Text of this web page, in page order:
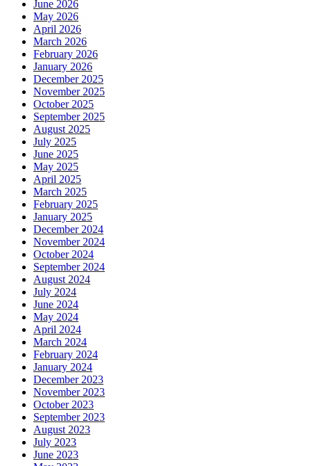
June 2026
May 2026
April 2026
March 2026
February 2026
January 2026
December 2025
November 2025
October 2025
September 2025
August 2025
July 2025
June 2025
May 2025
April 2025
March 2025
February 2025
January 2025
December 2024
November 2024
October 2024
September 2024
August 2024
July 2024
June 2024
May 2024
April 2024
March 2024
February 2024
January 2024
December 2023
November 2023
October 2023
September 2023
August 2023
July 2023
June 2023